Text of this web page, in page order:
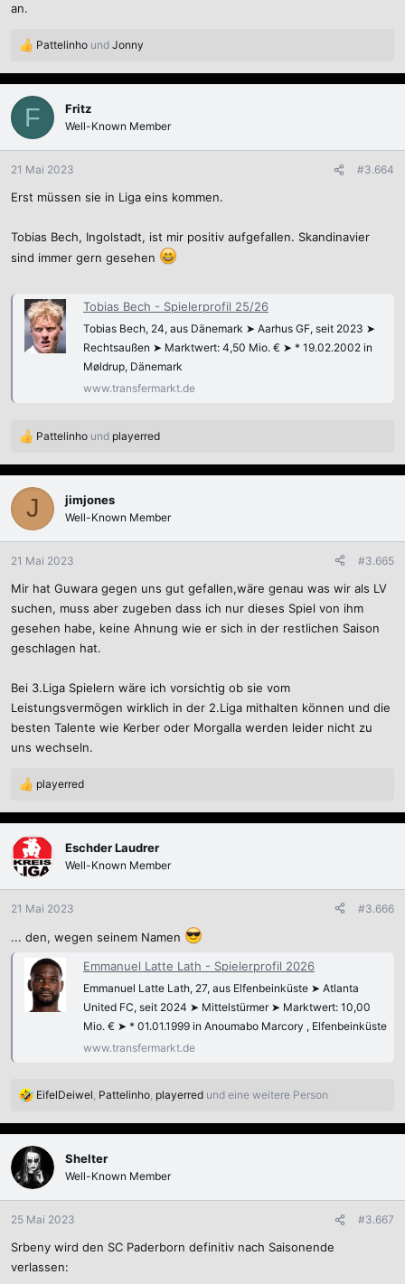
an.
R
a
k
i
o
n
n
Pattelinho und Jonny
F Fritz
Well-Known Member
21 Mai 2023 #3.664
Erst müssen sie in Liga eins kommen.
Tobias Bech, Ingolstadt, ist mir positiv aufgefallen. Skandinavier
sind immer gern gesehen
Tobias Bech - Spielerprofil 25/26
Tobias Bech, 24, aus Dänemark ➤ Aarhus GF, seit 2023 ➤
Rechtsaußen ➤ Marktwert: 4,50 Mio. € ➤ * 19.02.2002 in
Møldrup, Dänemark
www.transfermarkt.de
R
a
k
i
o
n
n
:
Pattelinho und playerred
J jimjones
Well-Known Member
21 Mai 2023 #3.665
Mir hat Guwara gegen uns gut gefallen,wäre genau was wir als LV
suchen, muss aber zugeben dass ich nur dieses Spiel von ihm
gesehen habe, keine Ahnung wie er sich in der restlichen Saison
geschlagen hat.
Bei 3.Liga Spielern wäre ich vorsichtig ob sie vom
Leistungsvermögen wirklich in der 2.Liga mithalten können und die
besten Talente wie Kerber oder Morgalla werden leider nicht zu
uns wechseln.
R
a
k
t
i
o
n
n
playerred
Eschder Laudrer
Well-Known Member
21 Mai 2023 #3.666
... den, wegen seinem Namen
Emmanuel Latte Lath - Spielerprofil 2026
Emmanuel Latte Lath, 27, aus Elfenbeinküste ➤ Atlanta
United FC, seit 2024 ➤ Mittelstürmer ➤ Marktwert: 10,00
Mio. € ➤ * 01.01.1999 in Anoumabo Marcory , Elfenbeinküste
www.transfermarkt.de
R
a
k
i
o
n
n
:
EifelDeiwel, Pattelinho, playerred und eine weitere Person
Shelter
Well-Known Member
25 Mai 2023 #3.667
Srbeny wird den SC Paderborn definitiv nach Saisonende
verlassen: